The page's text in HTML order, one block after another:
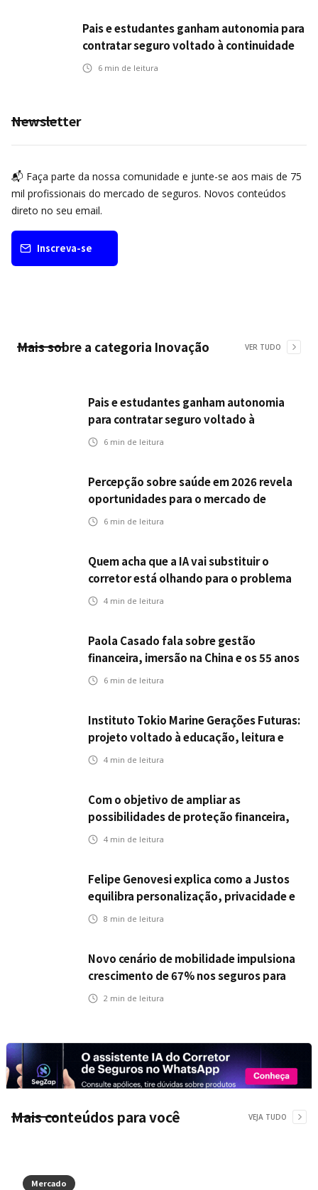
Pais e estudantes ganham autonomia para
contratar seguro voltado à continuidade
dos estudos
6 min de leitura
Newsletter
📬 Faça parte da nossa comunidade e junte-se aos mais de 75
mil profissionais do mercado de seguros. Novos conteúdos
direto no seu email.
Inscreva-se
Mais sobre a categoria Inovação VER TUDO
Pais e estudantes ganham autonomia
para contratar seguro voltado à
continuidade dos estudos
6 min de leitura
Percepção sobre saúde em 2026 revela
oportunidades para o mercado de
seguros ampliar cobertura e prevenção
6 min de leitura
Quem acha que a IA vai substituir o
corretor está olhando para o problema
errado
4 min de leitura
Paola Casado fala sobre gestão
financeira, imersão na China e os 55 anos
da ENS
6 min de leitura
Instituto Tokio Marine Gerações Futuras:
projeto voltado à educação, leitura e
empregabilidade
4 min de leitura
Com o objetivo de ampliar as
possibilidades de proteção financeira,
Icatu Seguros eleva capital segurado
4 min de leitura
Felipe Genovesi explica como a Justos
equilibra personalização, privacidade e
tecnologia
8 min de leitura
Novo cenário de mobilidade impulsiona
crescimento de 67% nos seguros para
veículos elétricos da Bradesco Seguros
2 min de leitura
Mais conteúdos para você VEJA TUDO
Mercado